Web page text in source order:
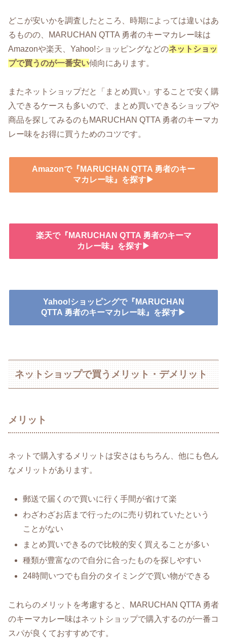
どこが安いかを調査したところ、時期によっては違いはあ
るものの、MARUCHAN QTTA 勇者のキーマカレー味は
Amazonや楽天、Yahoo!ショッピングなどのネットショッ
プで買うのが一番安い傾向にあります。
またネットショップだと「まとめ買い」することで安く購
入できるケースも多いので、まとめ買いできるショップや
商品を探してみるのもMARUCHAN QTTA 勇者のキーマカ
レー味をお得に買うためのコツです。
Amazonで『MARUCHAN QTTA 勇者のキー
マカレー味』を探す▶
楽天で『MARUCHAN QTTA 勇者のキーマ
カレー味』を探す▶
Yahoo!ショッピングで『MARUCHAN
QTTA 勇者のキーマカレー味』を探す▶
ネットショップで買うメリット・デメリット
メリット
ネットで購入するメリットは安さはもちろん、他にも色ん
なメリットがあります。
郵送で届くので買いに行く手間が省けて楽
わざわざお店まで行ったのに売り切れていたという
ことがない
まとめ買いできるので比較的安く買えることが多い
種類が豊富なので自分に合ったものを探しやすい
24時間いつでも自分のタイミングで買い物ができる
これらのメリットを考慮すると、MARUCHAN QTTA 勇者
のキーマカレー味はネットショップで購入するのが一番コ
スパが良くておすすめです。